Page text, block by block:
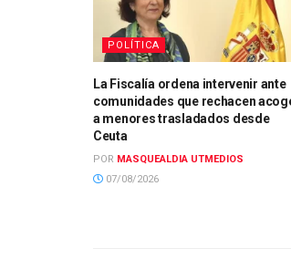
POLÍTICA
La Fiscalía ordena intervenir ante
comunidades que rechacen
a menores trasladados desde
Ceuta
POR MASQUEALDIA UTMEDIOS
07/08/2026